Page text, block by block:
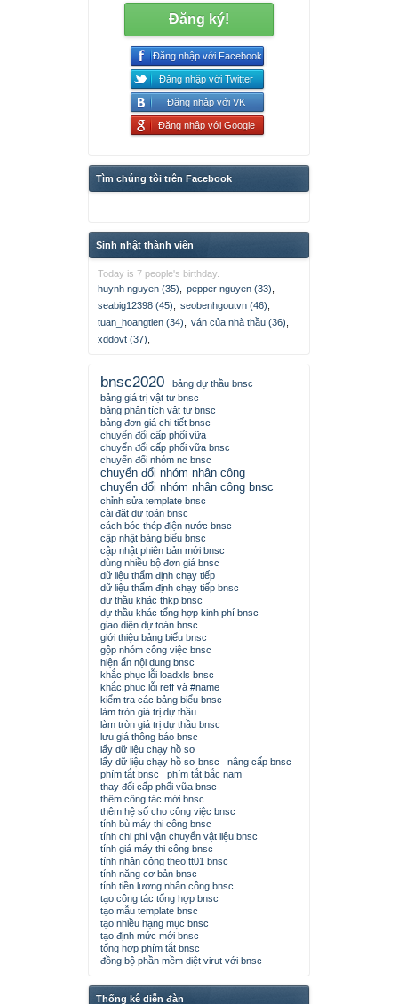
Đăng ký!
Đăng nhập với Facebook
Đăng nhập với Twitter
Đăng nhập với VK
Đăng nhập với Google
Tìm chúng tôi trên Facebook
Sinh nhật thành viên
Today is 7 people's birthday.
huynh nguyen (35)
pepper nguyen (33)
seabig12398 (45)
seobenhgoutvn (46)
tuan_hoangtien (34)
ván của nhà thầu (36)
xddovt (37)
bnsc2020
bảng dự thầu bnsc
bảng giá trị vật tư bnsc
bảng phân tích vật tư bnsc
bảng đơn giá chi tiết bnsc
chuyển đổi cấp phối vữa
chuyển đổi cấp phối vữa bnsc
chuyển đổi nhóm nc bnsc
chuyển đổi nhóm nhân công
chuyển đổi nhóm nhân công bnsc
chỉnh sửa template bnsc
cài đặt dự toán bnsc
cách bóc thép điện nước bnsc
cập nhật bảng biểu bnsc
cập nhật phiên bản mới bnsc
dùng nhiều bộ đơn giá bnsc
dữ liệu thẩm định chạy tiếp
dữ liệu thẩm định chạy tiếp bnsc
dự thầu khác thkp bnsc
dự thầu khác tổng hợp kinh phí bnsc
giao diện dự toán bnsc
giới thiệu bảng biểu bnsc
gộp nhóm công việc bnsc
hiện ẩn nội dung bnsc
khắc phục lỗi loadxls bnsc
khắc phục lỗi reff và #name
kiểm tra các bảng biểu bnsc
làm tròn giá trị dự thầu
làm tròn giá trị dự thầu bnsc
lưu giá thông báo bnsc
lấy dữ liệu chạy hồ sơ
lấy dữ liệu chạy hồ sơ bnsc
nâng cấp bnsc
phím tắt bnsc
phím tắt bắc nam
thay đổi cấp phối vữa bnsc
thêm công tác mới bnsc
thêm hệ số cho công việc bnsc
tính bù máy thi công bnsc
tính chi phí vận chuyển vật liệu bnsc
tính giá máy thi công bnsc
tính nhân công theo tt01 bnsc
tính năng cơ bản bnsc
tính tiền lương nhân công bnsc
tạo công tác tổng hợp bnsc
tạo mẫu template bnsc
tạo nhiều hạng mục bnsc
tạo định mức mới bnsc
tổng hợp phím tắt bnsc
đồng bộ phần mềm diệt virut với bnsc
Thống kê diễn đàn